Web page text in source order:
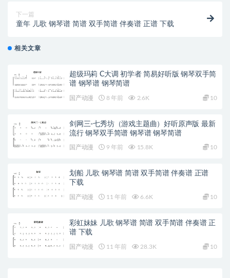
下一篇
童年 儿歌 钢琴谱 简谱 双手简谱 伴奏谱 正谱 下载
相关文章
超级玛莉 C大调 初学者 简易好听版 钢琴双手简
谱 钢琴谱 钢琴简谱
国产动漫 8 年前 2.6K 10
剑网三-七秀坊（游戏主题曲）好听原声版 最新
流行 钢琴双手简谱 钢琴谱 钢琴简谱
国产动漫 9 年前 15.8K 10
划船 儿歌 钢琴谱 简谱 双手简谱 伴奏谱 正谱
下载
国产动漫 11 年前 6.6K 10
彩虹妹妹 儿歌 钢琴谱 简谱 双手简谱 伴奏谱 正
谱 下载
国产动漫 11 年前 28.3K 10